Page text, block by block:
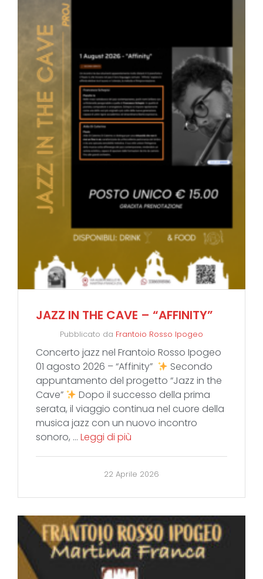
JAZZ IN THE CAVE – “AFFINITY”
Pubblicato da Frantoio Rosso Ipogeo
Concerto jazz nel Frantoio Rosso Ipogeo
01 agosto 2026 – “Affinity”
Secondo
appuntamento del progetto “Jazz in the
Cave”
Dopo il successo della prima
serata, il viaggio continua nel cuore della
musica jazz con un nuovo incontro
sonoro, … Leggi di più
22 Aprile 2026